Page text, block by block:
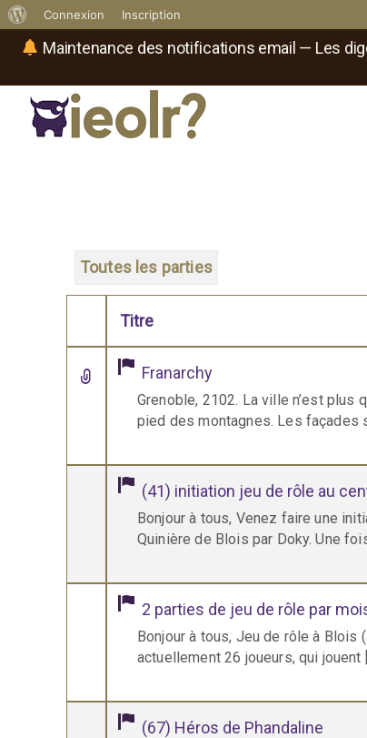
Maintenance des notifications email — Les
propos
WordPress
Connexion Inscription
Toutes les parties
Comporte des pièces jointes
Titre
Franarchy
Grenoble, 2102. La ville n’est plus
pied des montagnes. Les façades
(41) initiation jeu de rôle au
Bonjour à tous, Venez faire une
Quinière de Blois par Doky. Une
2 parties de jeu de rôle par
Bonjour à tous, Jeu de rôle à Blois
actuellement 26 joueurs, qui jouent
(67) Héros de Phandaline